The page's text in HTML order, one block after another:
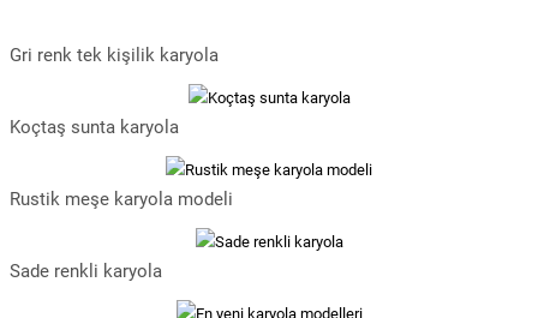
Gri renk tek kişilik karyola
Koçtaş sunta karyola
Rustik meşe karyola modeli
Sade renkli karyola